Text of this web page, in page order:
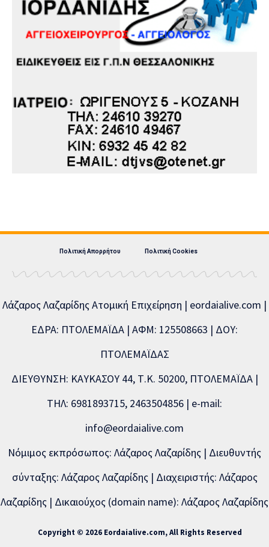
Πολιτική Απορρήτου Πολιτική Cookies
Λάζαρος Λαζαρίδης Ατομική Επιχείρηση | eordaialive.com |
ΕΔΡΑ: ΠΤΟΛΕΜΑΪΔΑ | ΑΦΜ: 125508663 | ΔΟΥ:
ΠΤΟΛΕΜΑΪΔΑΣ
ΔΙΕΥΘΥΝΣΗ: ΚΑΥΚΑΣΟΥ 44, Τ.Κ. 50200, ΠΤΟΛΕΜΑΪΔΑ |
ΤΗΛ: 6981893715, 2463504856 | e-mail:
info@eordaialive.com
Νόμιμος εκπρόσωπος: Λάζαρος Λαζαρίδης | Διευθυντής
σύνταξης: Λάζαρος Λαζαρίδης | Διαχειριστής: Λάζαρος
Λαζαρίδης | Δικαιούχος (domain name): Λάζαρος Λαζαρίδης
Copyright © 2026 Eordaialive.com, All Rights Reserved